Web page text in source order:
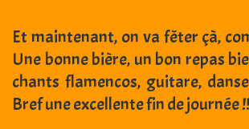
Et maintenant, on va fêter çà,
Une bonne bière, un bon repas
chants flamencos, guitare,
Bref une excellente fin de journée !!